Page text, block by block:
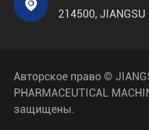

214500, JIANGSU
Авторское право ©
PHARMACEUTICAL
защищены.